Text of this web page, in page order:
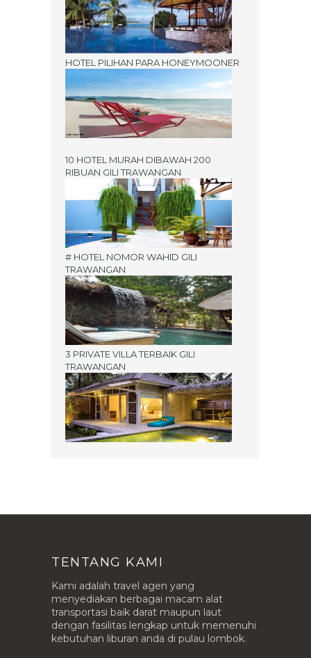
HOTEL PILIHAN PARA HONEYMOONER
10 HOTEL MURAH DIBAWAH 200
RIBUAN GILI TRAWANGAN
# HOTEL NOMOR WAHID GILI
TRAWANGAN
3 PRIVATE VILLA TERBAIK GILI
TRAWANGAN
TENTANG KAMI
Kami adalah travel agen yang
menyediakan berbagai macam alat
transportasi baik darat maupun laut
dengan fasilitas lengkap untuk memenuhi
kebutuhan liburan anda di pulau lombok.